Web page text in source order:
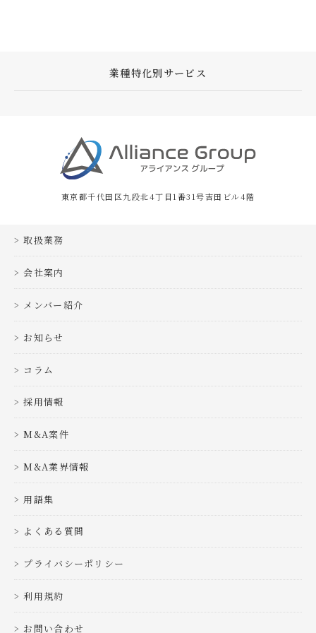
業種特化別サービス
東京都千代田区九段北4丁目1番31号吉田ビル4階
取扱業務
会社案内
メンバー紹介
お知らせ
コラム
採用情報
M&A案件
M&A業界情報
用語集
よくある質問
プライバシーポリシー
利用規約
お問い合わせ